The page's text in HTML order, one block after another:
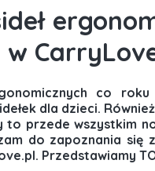
w
co
dla dzieci.
to przede wszystkim
do zapoznania się
Przedstawiamy